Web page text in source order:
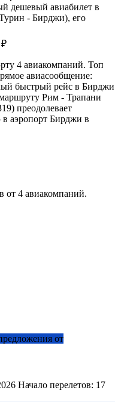
дешевый авиабилет в
- Бирджи), его
₽
4 авиакомпаний. Топ
авиасообщение:
быстрый рейс в Бирджи
Рим - Трапани
преодолевает
аэропорт Бирджи в
от 4 авиакомпаний.
от
Начало перелетов: 17